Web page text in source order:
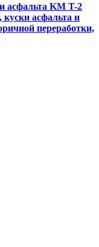
асфальта KM T-2
асфальта и
переработки,